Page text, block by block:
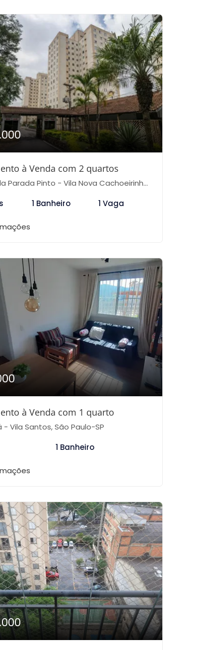
à Venda com 2 quartos
Pinto - Vila Nova Cachoeirinha, São Paulo-SP
1 Banheiro 1 Vaga
à Venda com 1 quarto
- Vila Santos, São Paulo-SP
1 Banheiro